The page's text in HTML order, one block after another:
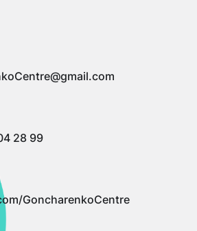
28 99
GoncharenkoCentre